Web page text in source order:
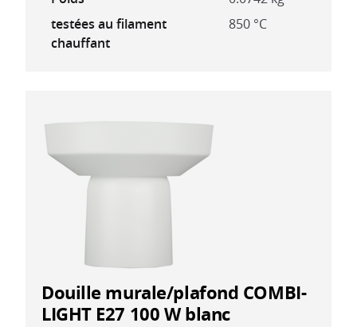
testées au filament
chauffant
850 °C
Douille murale/plafond COMBI-
LIGHT E27 100 W blanc